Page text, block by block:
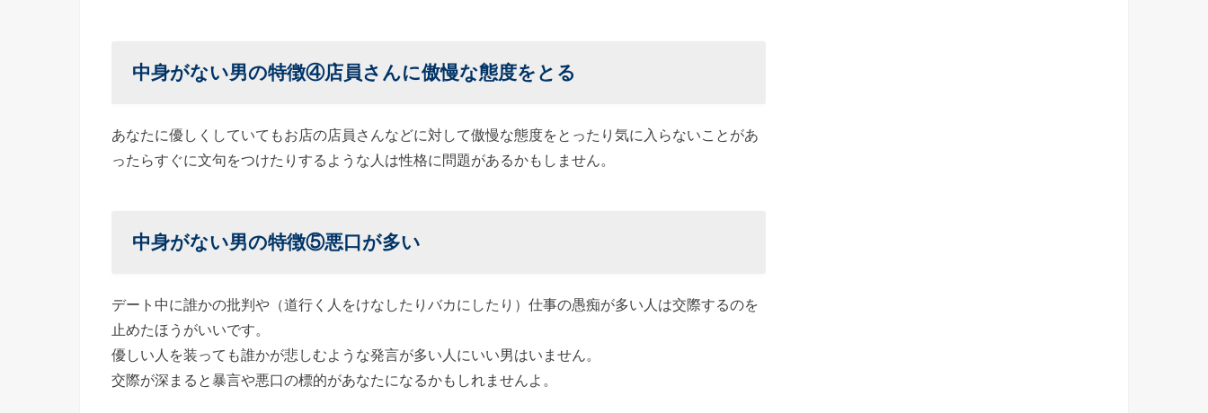
中身がない男の特徴④店員さんに傲慢な態度をとる
あなたに優しくしていてもお店の店員さんなどに対して傲慢な態度をとったり気に入らないことがあ
ったらすぐに文句をつけたりするような人は性格に問題があるかもしません。
中身がない男の特徴⑤悪口が多い
デート中に誰かの批判や（道行く人をけなしたりバカにしたり）仕事の愚痴が多い人は交際するのを
止めたほうがいいです。
優しい人を装っても誰かが悲しむような発言が多い人にいい男はいません。
交際が深まると暴言や悪口の標的があなたになるかもしれませんよ。